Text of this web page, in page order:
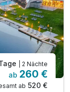
| 2 Nächte
ab 260 €
ab 520 €